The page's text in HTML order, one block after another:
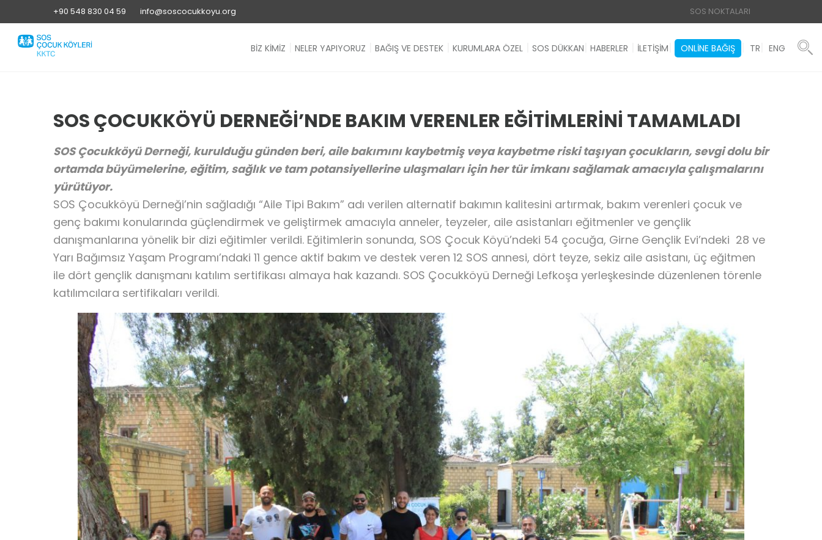
+90 548 830 04 59 info@soscocukkoyu.org SOS NOKTALARI
BİZ KİMİZ NELER YAPIYORUZ BAĞIŞ VE DESTEK KURUMLARA ÖZEL SOS DÜKKAN HABERLER İLETİŞİM ONLINE BAĞIŞ TR ENG
SOS ÇOCUKKÖYÜ DERNEĞİ’NDE BAKIM VERENLER EĞİTİMLERİNİ TAMAMLADI
SOS Çocukköyü Derneği, kurulduğu günden beri, aile bakımını kaybetmiş veya kaybetme riski taşıyan çocukların, sevgi dolu bir
ortamda büyümelerine, eğitim, sağlık ve tam potansiyellerine ulaşmaları için her tür imkanı sağlamak amacıyla çalışmalarını
yürütüyor.
SOS Çocukköyü Derneği’nin sağladığı “Aile Tipi Bakım” adı verilen alternatif bakımın kalitesini artırmak, bakım verenleri çocuk ve
genç bakımı konularında güçlendirmek ve geliştirmek amacıyla anneler, teyzeler, aile asistanları eğitmenler ve gençlik
danışmanlarına yönelik bir dizi eğitimler verildi. Eğitimlerin sonunda, SOS Çocuk Köyü’ndeki 54 çocuğa, Girne Gençlik Evi’ndeki 28 ve
Yarı Bağımsız Yaşam Programı’ndaki 11 gence aktif bakım ve destek veren 12 SOS annesi, dört teyze, sekiz aile asistanı, üç eğitmen
ile dört gençlik danışmanı katılım sertifikası almaya hak kazandı. SOS Çocukköyü Derneği Lefkoşa yerleşkesinde düzenlenen törenle
katılımcılara sertifikaları verildi.